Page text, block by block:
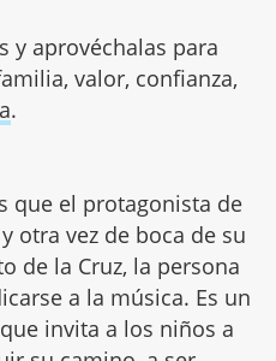
y aprovéchalas para
valor, confianza,
.
que el protagonista de
otra vez de boca de su
de la Cruz, la persona
a la música. Es un
invita a los niños a